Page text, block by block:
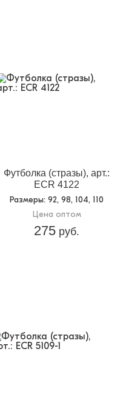
Футболка (стразы), арт.:
ECR 4122
Размеры: 92, 98, 104, 110
Цена оптом
275 руб.